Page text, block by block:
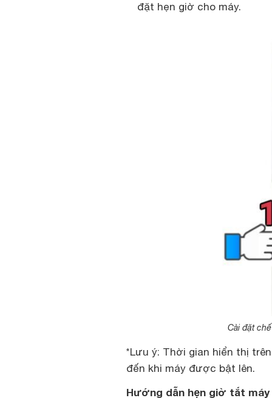
đặt hẹn giờ cho máy.
Cài đặt
*Lưu ý: Thời gian hiển thị
đến khi máy được bật lên.
Hướng dẫn hẹn giờ tắt máy